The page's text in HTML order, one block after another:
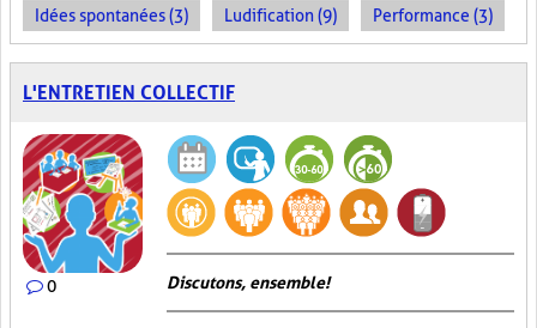
Idées spontanées (3) Ludification (9) Performance (3)
L'ENTRETIEN COLLECTIF
0 Discutons, ensemble!